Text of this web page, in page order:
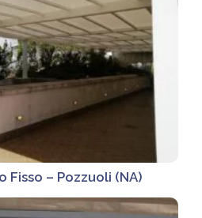
Fisso – Pozzuoli (NA)